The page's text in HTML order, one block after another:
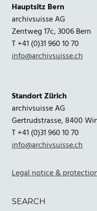
Hauptsitz Bern
archivsuisse AG
Zentweg 17c, 3006 Bern
T +41 (0)31 960 10 70
info@archivsuisse.ch
Standort Zürich
archivsuisse AG
Gertrudstrasse, 8400
T +41 (0)31 960 10 70
info@archivsuisse.ch
Legal notice &
SEARCH